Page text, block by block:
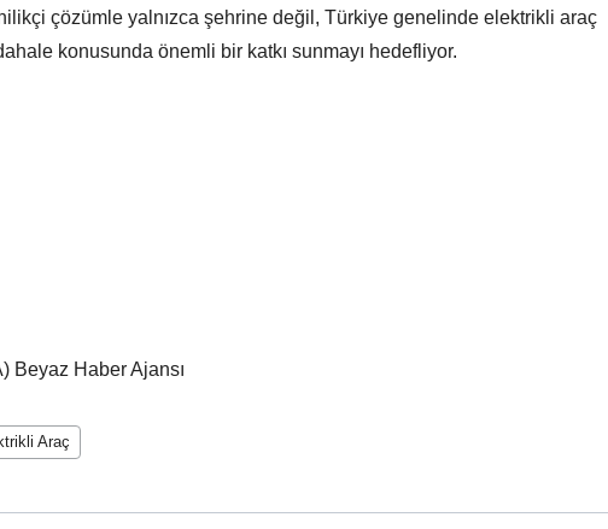
çözümle yalnızca şehrine değil, Türkiye genelinde elektrikli araç
konusunda önemli bir katkı sunmayı hedefliyor.
Beyaz Haber Ajansı
Araç